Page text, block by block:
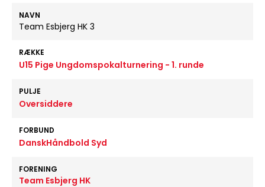
NAVN
Team Esbjerg HK 3
RÆKKE
U15 Pige Ungdomspokalturnering - 1. runde
PULJE
Oversiddere
FORBUND
DanskHåndbold Syd
FORENING
Team Esbjerg HK